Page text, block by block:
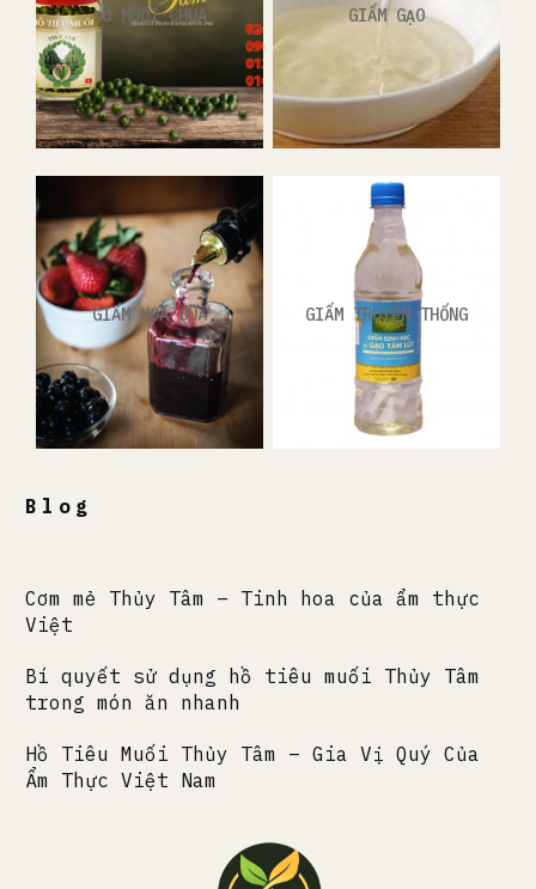
ĐỒ MUỐI CHUA GIẤM GẠO
GIẤM HOA QUẢ GIẤM TRUYỀN THỐNG
Blog
Cơm mẻ Thủy Tâm – Tinh hoa của ẩm thực
Việt
Bí quyết sử dụng hồ tiêu muối Thủy Tâm
trong món ăn nhanh
Hồ Tiêu Muối Thủy Tâm – Gia Vị Quý Của
Ẩm Thực Việt Nam